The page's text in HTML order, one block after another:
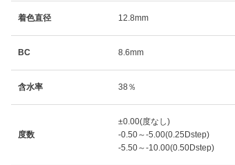
着色直径 12.8mm
BC 8.6mm
含水率 38％
度数
±0.00(度なし)
-0.50～-5.00(0.25Dstep)
-5.50～-10.00(0.50Dstep)